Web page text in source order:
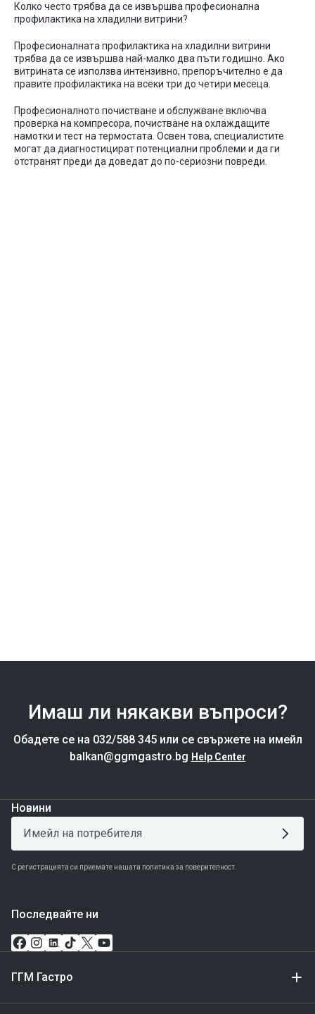
Колко често трябва да се извършва професионална
профилактика на хладилни витрини?
Професионалната профилактика на хладилни витрини
трябва да се извършва най-малко два пъти годишно Ако
витрината се използва интензивно, препоръчително е да
правите профилактика на всеки три до четири месеца
Професионалното почистване и обслужване включва
проверка на компресора, почистване на охлаждащите
намотки и тестна термостата Освен това, специалистите
могат да диагностициратпотенциални проблеми и да ги
отстранятпреди да доведат до по-сериозни повреди
Имаш ли някакви въпроси?
Обадете се на 032/588 345 или се свържете на имейл
balkan@ggmgastro.bg Help Center
Новини
С регистрацията си приемате нашата политика за поверителност.
Последвайте ни
ГГМ Гастро